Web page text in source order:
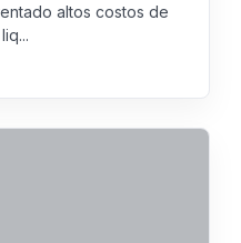
altos costos de